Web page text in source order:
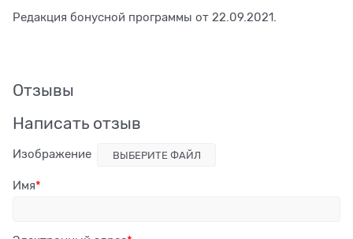
Редакция бонусной программы от 22.09.2021.
Отзывы
Написать отзыв
Изображение ВЫБЕРИТЕ ФАЙЛ
Имя